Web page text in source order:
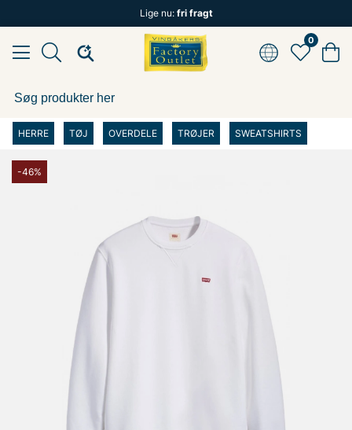
Lige nu: fri fragt
0
HERRE TØJ OVERDELE TRØJER SWEATSHIRTS
-46%